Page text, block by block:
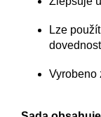
Lze
Vyrobeno